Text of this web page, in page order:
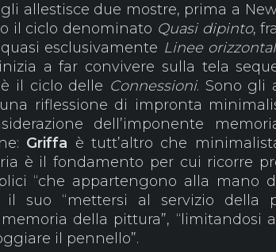
allestisce due mostre, prima a
il ciclo denominato Quasi dipinto,
esclusivamente Linee
a far convivere sulla tela
il ciclo delle Connessioni. Sono gli
riflessione di impronta
dell’imponente
Griffa è tutt’altro che
è il fondamento per cui ricorre
“che appartengono alla mano
il suo “mettersi al servizio della
della pittura”, “limitandosi
il pennello”.